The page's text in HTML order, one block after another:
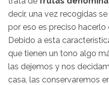
decir, una vez recogidas
por eso es preciso
Debido a esta
que tienen un tono algo
las dejemos y nos
casa, las conservaremos